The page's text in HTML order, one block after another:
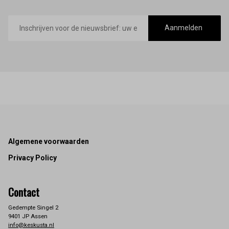
mailadres
Aanmelden
Footer
Algemene voorwaarden
Privacy Policy
Contact
Gedempte Singel 2
9401 JP Assen
info@keskusta.nl